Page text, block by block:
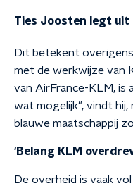
Ties Joosten legt uit
Dit betekent
met de werkwijze van
van AirFrance-KLM, is
wat mogelijk", vindt
blauwe maatschappij
'Belang KLM
De overheid is vaak